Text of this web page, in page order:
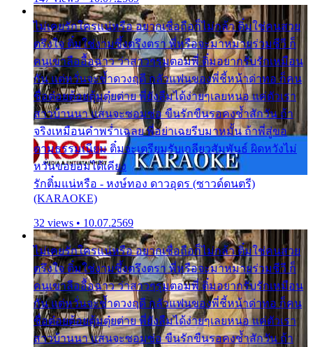
ไม่เคยรักใครแน่หรือ อยากเชื่อถือก็ไม่กล้า ติ๋มใช่คนสวย
ตรึงใจ ติ๋มใช่งามซึ้งตรึงตรา พี่หรือจะมาหมายร่วมชีวี ก็
คนเขาลืออื้อฉาว ว่าสาวๆรุมตอมพี่ ติ๋มอยากรับรักเหมือน
กัน แต่หวั่นจะช้ำดวงฤดี กลัวแฟนของพี่ชี้หน้าด่าทอ ก็คน
ชื่อต๋อยต้อยตุ้มตุ๋ยต่าย พี่ยังลืมได้ง่ายๆเลยหนอ แค่ตัวเรา
สาวบ้านนา แสนจะซอมซ่อ ขืนรักขืนรอคงช้ำสักวัน ถ้า
จริงเหมือนคำพร่ำเฉลย พี่อย่าเฉยรีบมาหมั้น ถ้าพี่สู่ขอ
ตามธรรมเนียม ติ๋มจะเตรียมรับเกลียวสัมพันธ์ ผิดหวังไม่
หวั่นขอยอมได้เคียง
รักติ๋มแน่หรือ - หงษ์ทอง ดาวอุดร (ซาวด์ดนตรี)
(KARAOKE)
32 views • 10.07.2569
ไม่เคยรักใครแน่หรือ อยากเชื่อถือก็ไม่กล้า ติ๋มใช่คนสวย
ตรึงใจ ติ๋มใช่งามซึ้งตรึงตรา พี่หรือจะมาหมายร่วมชีวี ก็
คนเขาลืออื้อฉาว ว่าสาวๆรุมตอมพี่ ติ๋มอยากรับรักเหมือน
กัน แต่หวั่นจะช้ำดวงฤดี กลัวแฟนของพี่ชี้หน้าด่าทอ ก็คน
ชื่อต๋อยต้อยตุ้มตุ๋ยต่าย พี่ยังลืมได้ง่ายๆเลยหนอ แค่ตัวเรา
สาวบ้านนา แสนจะซอมซ่อ ขืนรักขืนรอคงช้ำสักวัน ถ้า